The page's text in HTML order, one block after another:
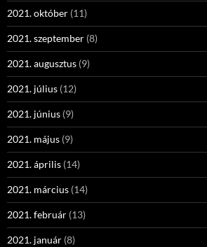
2021. október (11)
2021. szeptember (8)
2021. augusztus (9)
2021. július (12)
2021. június (9)
2021. május (9)
2021. április (14)
2021. március (14)
2021. február (13)
2021. január (8)